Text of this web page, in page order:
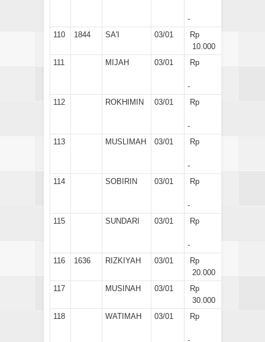
-
110
1844 SA'I 03/01
Rp
10.000
111
MIJAH 03/01 Rp
-
112
ROKHIMIN 03/01 Rp
-
113
MUSLIMAH 03/01 Rp
-
114
SOBIRIN 03/01 Rp
-
115
SUNDARI 03/01 Rp
-
116
1636 RIZKIYAH 03/01
Rp
20.000
117
MUSINAH 03/01
Rp
30.000
118
WATIMAH 03/01 Rp
-